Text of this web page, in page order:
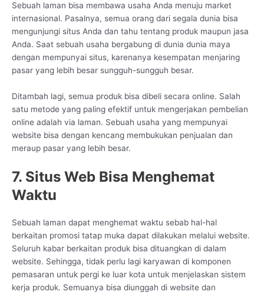
Sebuah laman bisa membawa usaha Anda menuju market
internasional. Pasalnya, semua orang dari segala dunia bisa
mengunjungi situs Anda dan tahu tentang produk maupun jasa
Anda. Saat sebuah usaha bergabung di dunia dunia maya
dengan mempunyai situs, karenanya kesempatan menjaring
pasar yang lebih besar sungguh-sungguh besar.
Ditambah lagi, semua produk bisa dibeli secara online. Salah
satu metode yang paling efektif untuk mengerjakan pembelian
online adalah via laman. Sebuah usaha yang mempunyai
website bisa dengan kencang membukukan penjualan dan
meraup pasar yang lebih besar.
7. Situs Web Bisa Menghemat
Waktu
Sebuah laman dapat menghemat waktu sebab hal-hal
berkaitan promosi tatap muka dapat dilakukan melalui website.
Seluruh kabar berkaitan produk bisa dituangkan di dalam
website. Sehingga, tidak perlu lagi karyawan di komponen
pemasaran untuk pergi ke luar kota untuk menjelaskan sistem
kerja produk. Semuanya bisa diunggah di website dan